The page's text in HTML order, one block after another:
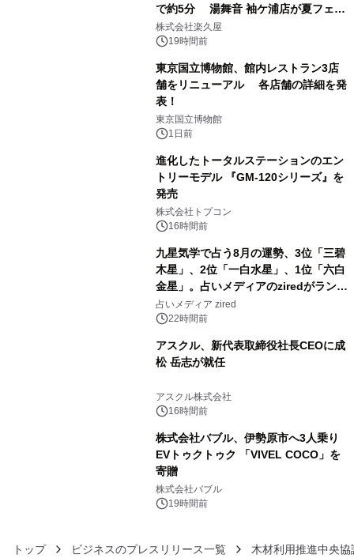
で約5分 湯舞音 袖ケ浦店が夏フェア
メニューを提供
株式会社楽久屋
19時間前
東京国立博物館、館内レストラン3店
舗をリニューアル 各店舗の詳細を発
表！
東京国立博物館
1日前
進化したトータルステーションのエン
トリーモデル 『GM-120シリーズ』を
発売
株式会社トプコン
16時間前
九星気学で占う8月の運勢、3位「三碧
木星」、2位「一白水星」、1位「六白
金星」。占いメディアのziredがランキ
ングを発表
占いメディア zired
22時間前
アスクル、新代表取締役社長CEOに成
松 岳志が就任
アスクル株式会社
16時間前
株式会社バブル、伊勢原市へ3人乗り
EVトゥクトゥク 「VIVEL COCO」を
寄贈
株式会社バブル
19時間前
トップ ビジネスのプレスリリース一覧 木材利用推進中央協